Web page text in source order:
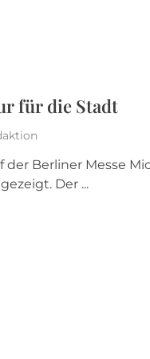
für die Stadt
der Berliner Messe
Der ...